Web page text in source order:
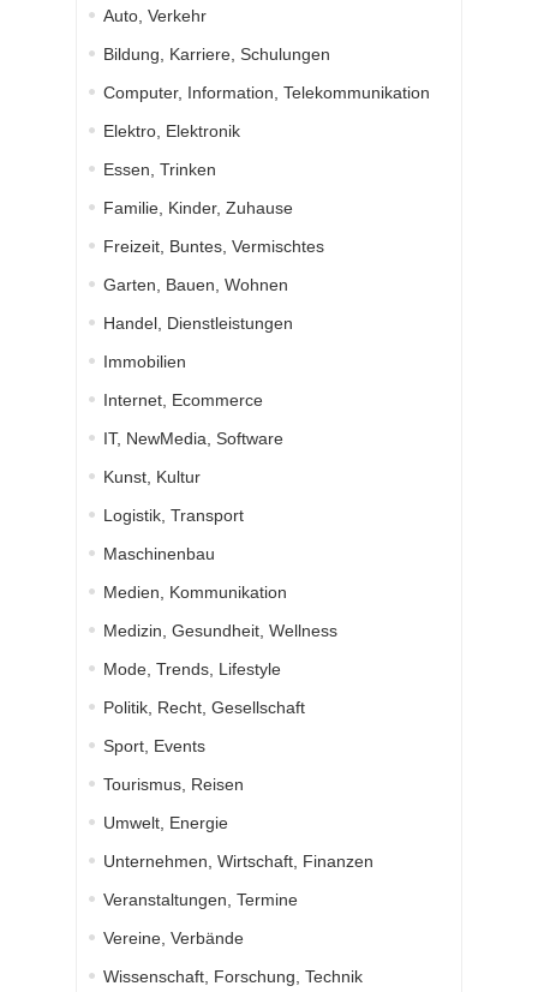
Auto, Verkehr
Bildung, Karriere, Schulungen
Computer, Information, Telekommunikation
Elektro, Elektronik
Essen, Trinken
Familie, Kinder, Zuhause
Freizeit, Buntes, Vermischtes
Garten, Bauen, Wohnen
Handel, Dienstleistungen
Immobilien
Internet, Ecommerce
IT, NewMedia, Software
Kunst, Kultur
Logistik, Transport
Maschinenbau
Medien, Kommunikation
Medizin, Gesundheit, Wellness
Mode, Trends, Lifestyle
Politik, Recht, Gesellschaft
Sport, Events
Tourismus, Reisen
Umwelt, Energie
Unternehmen, Wirtschaft, Finanzen
Veranstaltungen, Termine
Vereine, Verbände
Wissenschaft, Forschung, Technik